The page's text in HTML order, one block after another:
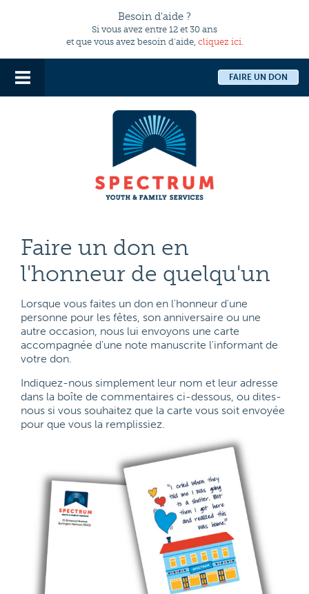
Besoin d'aide ?
Si vous avez entre 12 et 30 ans
et que vous avez besoin d'aide, cliquez ici.
FAIRE UN DON
Faire un don en
l'honneur de quelqu'un
Lorsque vous faites un don en l'honneur d'une
personne pour les fêtes, son anniversaire ou une
autre occasion, nous lui envoyons une carte
accompagnée d'une note manuscrite l'informant de
votre don.
Indiquez-nous simplement leur nom et leur adresse
dans la boîte de commentaires ci-dessous, ou dites-
nous si vous souhaitez que la carte vous soit envoyée
pour que vous la remplissiez.